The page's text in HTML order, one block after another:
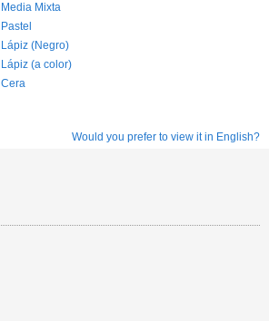
Media Mixta
Pastel
Lápiz (Negro)
Lápiz (a color)
Cera
Would you prefer to view it in English?